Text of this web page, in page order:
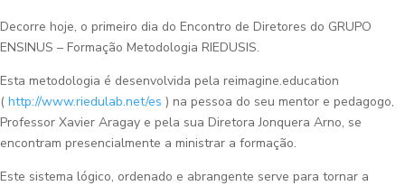
Decorre hoje, o primeiro dia do Encontro de Diretores do GRUPO
ENSINUS – Formação Metodologia RIEDUSIS.
Esta metodologia é desenvolvida pela reimagine.education
( http://www.riedulab.net/es ) na pessoa do seu mentor e pedagogo,
Professor Xavier Aragay e pela sua Diretora Jonquera Arno, se
encontram presencialmente a ministrar a formação.
Este sistema lógico, ordenado e abrangente serve para tornar a